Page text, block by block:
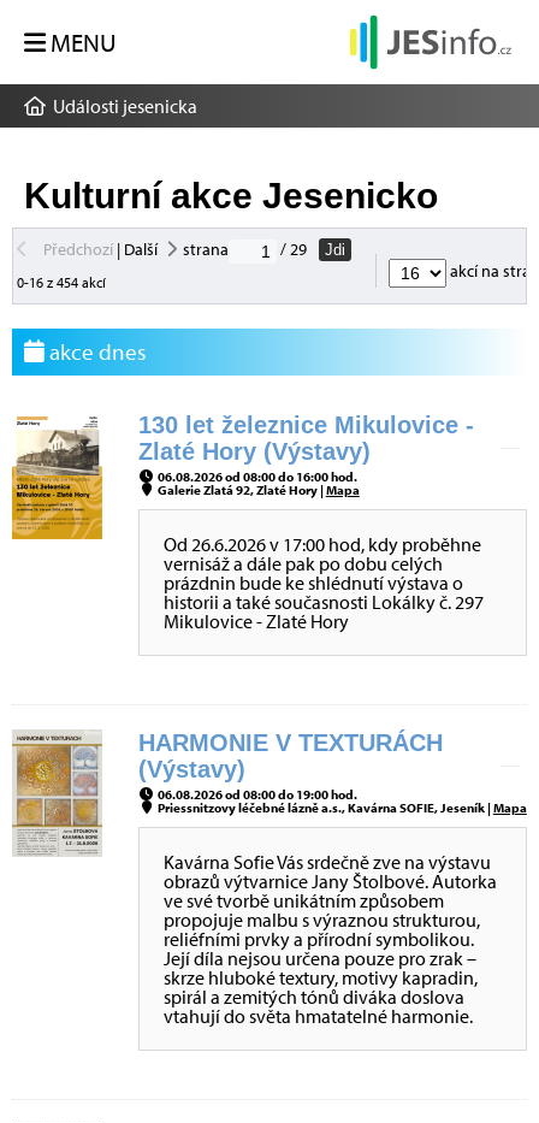
MENU
Události jesenicka
Kulturní akce Jesenicko
Předchozí| Další strana / 29
Jdi
0-16 z 454 akcí
akcí na
akce dnes
130 let železnice Mikulovice -
Zlaté Hory (Výstavy)
06.08.2026 od 08:00 do 16:00 hod.
Galerie Zlatá 92, Zlaté Hory |Mapa
Od 26.6.2026 v 17:00 hod, kdy proběhne
vernisáž a dále pak po dobu celých
prázdnin bude ke shlédnutí výstava o
historii a také současnosti Lokálky č. 297
Mikulovice - Zlaté Hory
HARMONIE V TEXTURÁCH
(Výstavy)
06.08.2026 od 08:00 do 19:00 hod.
Priessnitzovy léčebné lázně a.s., Kavárna SOFIE, Jeseník |Mapa
Kavárna Sofie Vás srdečně zve na výstavu
obrazů výtvarnice Jany Štolbové. Autorka
ve své tvorbě unikátním způsobem
propojuje malbu s výraznou strukturou,
reliéfními prvky a přírodní symbolikou.
Její díla nejsou určena pouze pro zrak –
skrze hluboké textury, motivy kapradin,
spirál a zemitých tónů diváka doslova
vtahují do světa hmatatelné harmonie.